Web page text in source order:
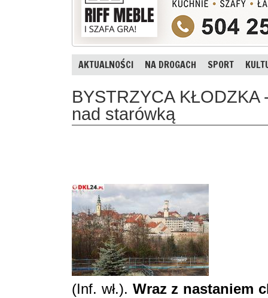
AKTUALNOŚCI NA DROGACH SPORT
BYSTRZYCA
nad starówką
(Inf. wł.). Wraz z nastaniem